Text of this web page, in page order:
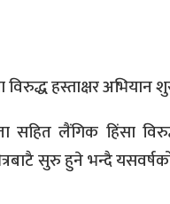
हस्ताक्षर अभियान
सहित लैंगिक हिंसा
सुरु हुने भन्दै